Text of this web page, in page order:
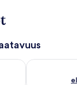
7 - elok. 8
Tarkista